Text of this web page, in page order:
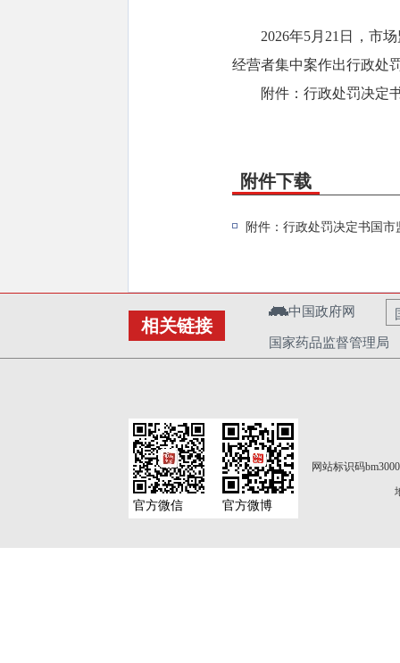
2026年5月21日，市
经营者集中案作出行政处
附件：行政处罚决定
附件下载
附件：行政处罚决定书国
相关链接
中国政府网
国家药品监督管理局
网站标识码
官方微信 官方微博